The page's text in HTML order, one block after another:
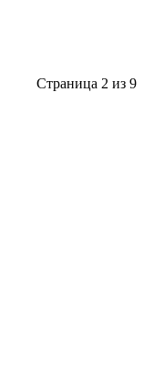
Страница 2 из 9